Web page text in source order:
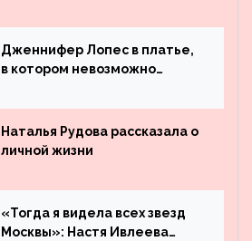
Дженнифер Лопес в платье,
в котором невозможно
Наталья Рудова рассказала о
личной жизни
«Тогда я видела всех звезд
Москвы»: Настя Ивлеева